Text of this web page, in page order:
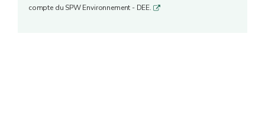
compte du SPW Environnement - DEE. q